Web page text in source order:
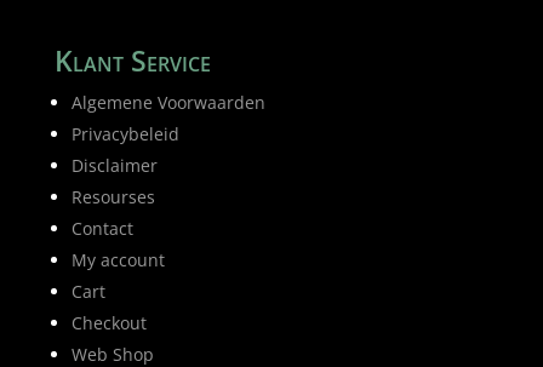
Klant Service
Algemene Voorwaarden
Privacybeleid
Disclaimer
Resourses
Contact
My account
Cart
Checkout
Web Shop